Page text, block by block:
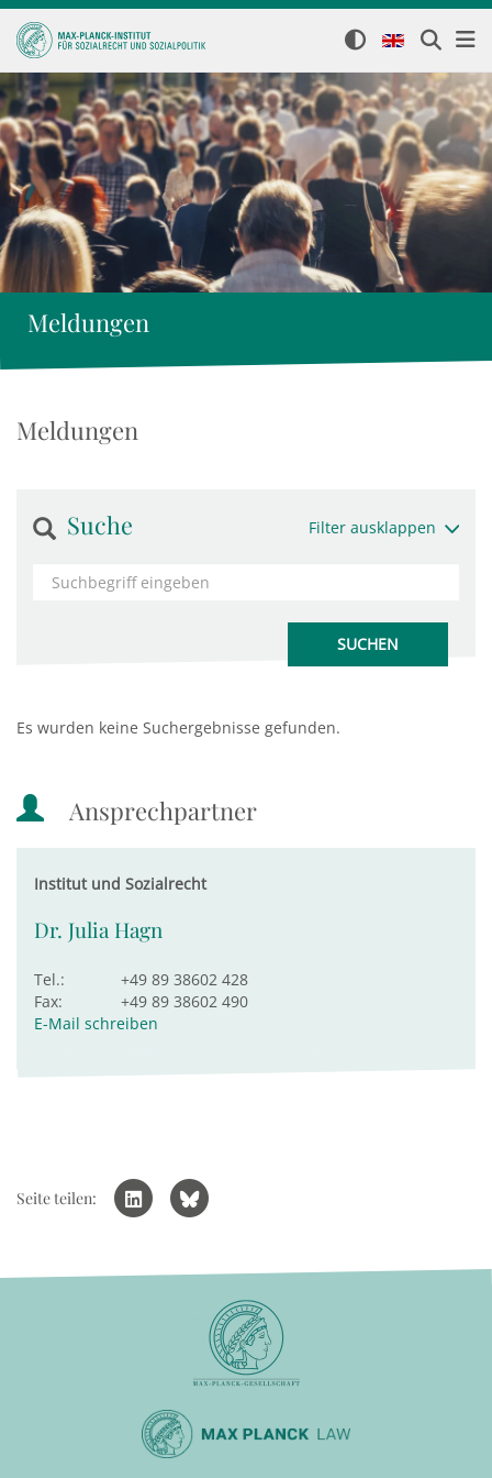
Meldungen
Meldungen
Suche Filter ausklappen
Es wurden keine Suchergebnisse gefunden.
Ansprechpartner
Institut und Sozialrecht
Dr. Julia Hagn
Tel.:
+49 89 38602 428
Fax:
+49 89 38602 490
E-Mail schreiben
Seite teilen: